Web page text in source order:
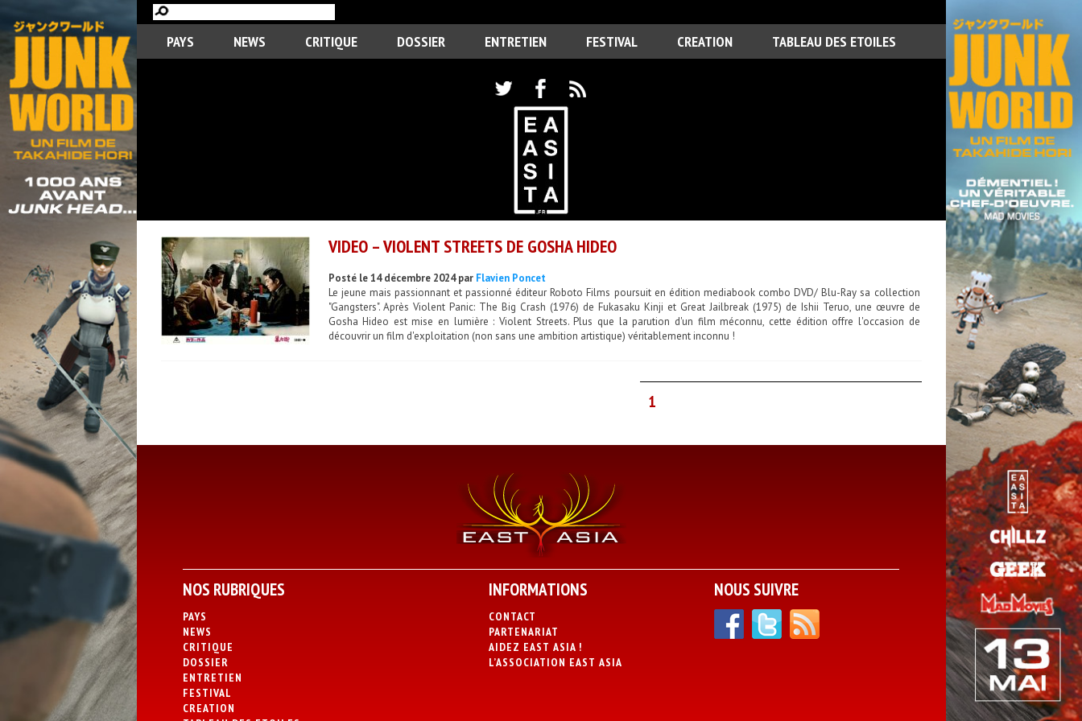
PAYS NEWS CRITIQUE DOSSIER ENTRETIEN FESTIVAL CREATION TABLEAU DES ETOILES
VIDEO – VIOLENT STREETS DE GOSHA HIDEO
Posté le 14 décembre 2024 par Flavien Poncet
Le jeune mais passionnant et passionné éditeur Roboto Films poursuit en édition mediabook combo DVD/ Blu-Ray sa collection
"Gangsters". Après Violent Panic: The Big Crash (1976) de Fukasaku Kinji et Great Jailbreak (1975) de Ishii Teruo, une œuvre de
Gosha Hideo est mise en lumière : Violent Streets. Plus que la parution d'un film méconnu, cette édition offre l'occasion de
découvrir un film d'exploitation (non sans une ambition artistique) véritablement inconnu !
1
NOS RUBRIQUES
PAYS
NEWS
CRITIQUE
DOSSIER
ENTRETIEN
FESTIVAL
CREATION
INFORMATIONS
CONTACT
PARTENARIAT
AIDEZ EAST ASIA !
L’ASSOCIATION EAST ASIA
NOUS SUIVRE